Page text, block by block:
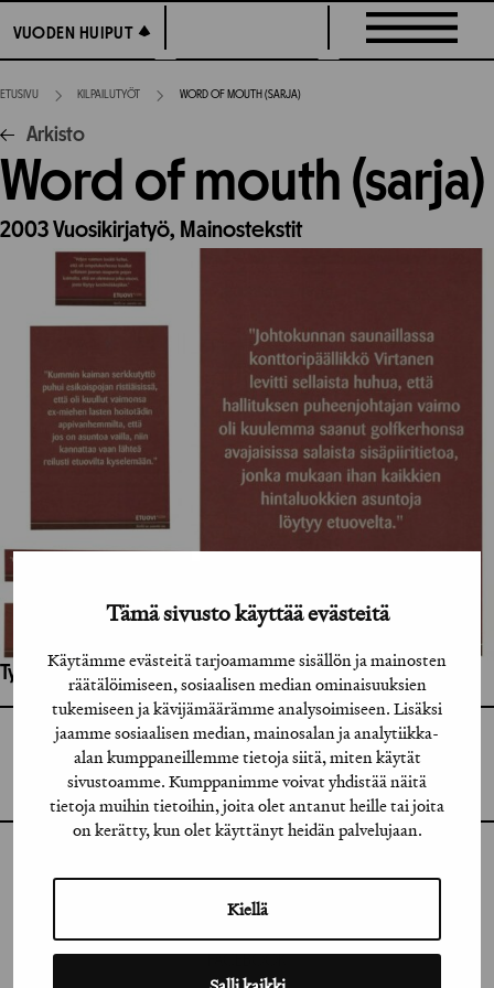
Tämä sivusto käyttää evästeitä
Käytämme evästeitä tarjoamamme sisällön ja mainosten
räätälöimiseen, sosiaalisen median ominaisuuksien
tukemiseen ja kävijämäärämme analysoimiseen. Lisäksi
jaamme sosiaalisen median, mainosalan ja analytiikka-
alan kumppaneillemme tietoja siitä, miten käytät
sivustoamme. Kumppanimme voivat yhdistää näitä
tietoja muihin tietoihin, joita olet antanut heille tai joita
on kerätty, kun olet käyttänyt heidän palvelujaan.
Kiellä
suoraan
sisältöön
VUODEN HUIPUT
VUODEN HUIPUT
ETUSIVU KILPAILUTYÖT WORD OF MOUTH (SARJA)
Arkisto
Word of mouth (sarja)
2003Vuosikirjatyö, Mainostekstit
Työhön osallistuneet henkilöt / tahot:
GRAFIA RY
GRAFIA(AT)GRAFIA.FI
UUDENMAANKATU 11 B 9,
00120 HELSINKI
LINKEDIN